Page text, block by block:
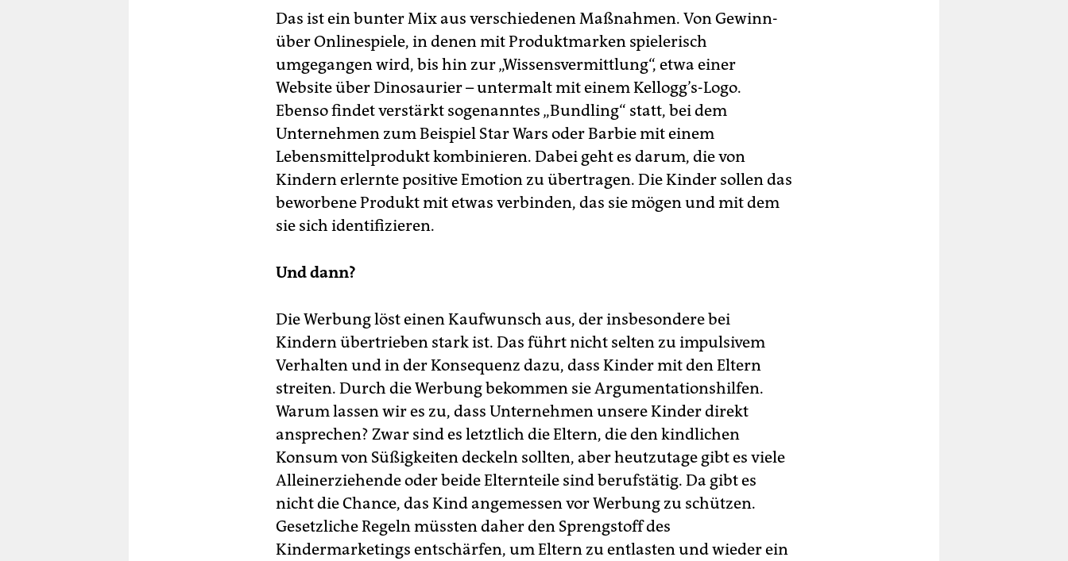
Das ist ein bunter Mix aus verschiedenen Maßnahmen. Von Gewinn-
über Onlinespiele, in denen mit Produktmarken spielerisch
umgegangen wird, bis hin zur „Wissensvermittlung“, etwa einer
Website über Dinosaurier – untermalt mit einem Kellogg’s-Logo.
Ebenso findet verstärkt sogenanntes „Bundling“ statt, bei dem
Unternehmen zum Beispiel Star Wars oder Barbie mit einem
Lebensmittelprodukt kombinieren. Dabei geht es darum, die von
Kindern erlernte positive Emotion zu übertragen. Die Kinder sollen das
beworbene Produkt mit etwas verbinden, das sie mögen und mit dem
sie sich identifizieren.
Und dann?
Die Werbung löst einen Kaufwunsch aus, der insbesondere bei
Kindern übertrieben stark ist. Das führt nicht selten zu impulsivem
Verhalten und in der Konsequenz dazu, dass Kinder mit den Eltern
streiten. Durch die Werbung bekommen sie Argumentationshilfen.
Warum lassen wir es zu, dass Unternehmen unsere Kinder direkt
ansprechen? Zwar sind es letztlich die Eltern, die den kindlichen
Konsum von Süßigkeiten deckeln sollten, aber heutzutage gibt es viele
Alleinerziehende oder beide Elternteile sind berufstätig. Da gibt es
nicht die Chance, das Kind angemessen vor Werbung zu schützen.
Gesetzliche Regeln müssten daher den Sprengstoff des
Kindermarketings entschärfen, um Eltern zu entlasten und wieder ein